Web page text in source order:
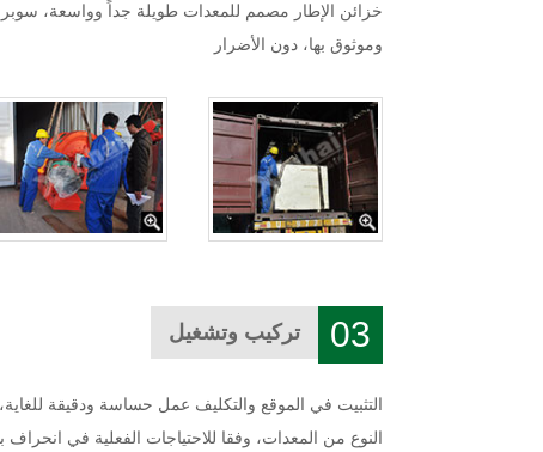
خزائن الإطار مصمم للمعدات طويلة جداً وواسعة، سوبر
وموثوق بها، دون الأضرار
03 تركيب وتشغيل
التثبيت في الموقع والتكليف عمل حساسة ودقيقة
النوع من المعدات، وفقا للاحتياجات الفعلية في